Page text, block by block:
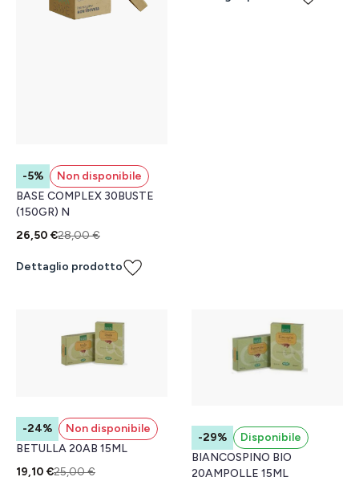
-5%
Non disponibile
BASE COMPLEX 30BUSTE
(150GR) N
26,50 €28,00 €
Dettaglio prodotto
-24%
Non disponibile
BETULLA 20AB 15ML
19,10 €25,00 €
-29%
Disponibile
BIANCOSPINO BIO
20AMPOLLE 15ML